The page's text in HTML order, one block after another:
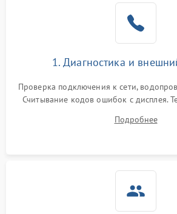
1. Диагностика и
Проверка подключения к сети,
Считывание кодов ошибок с дисплея.
выявления посторонних шумов,
электронного модуля
Подробнее